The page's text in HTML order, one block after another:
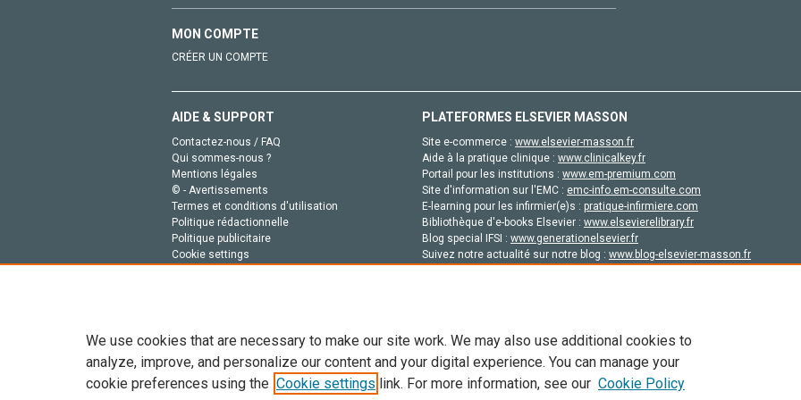
MON COMPTE
CRÉER UN COMPTE
AIDE & SUPPORT
Contactez-nous / FAQ
Qui sommes-nous ?
Mentions légales
© - Avertissements
Termes et conditions d'utilisation
Politique rédactionnelle
Politique publicitaire
Cookie settings
PLATEFORMES ELSEVIER MASSON
Site e-commerce : www.elsevier-masson.fr
Aide à la pratique clinique : www.clinicalkey.fr
Portail pour les institutions : www.em-premium.com
Site d'information sur l'EMC : emc-info.em-consulte.com
E-learning pour les infirmier(e)s : pratique-infirmiere.com
Bibliothèque d'e-books Elsevier : www.elsevierelibrary.fr
Blog special IFSI : www.generationelsevier.fr
Suivez notre actualité sur notre blog : www.blog-elsevier-masson.fr
Tout le contenu de ce site: Copyright © 2026 Elsevier, ses concédants de licence et ses contributeurs. Tout les droits sont réservés,
We use cookies that are necessary to make our site work. We may also use additional cookies to
analyze, improve, and personalize our content and your digital experience. You can manage your
cookie preferences using the Cookie settings link. For more information, see our Cookie Policy